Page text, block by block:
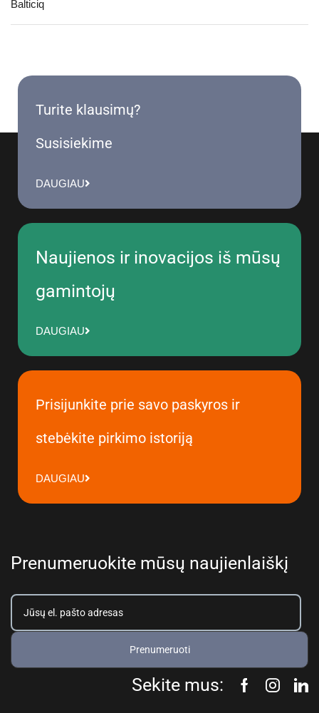
Balticiq
Turite klausimų?
Susisiekime
DAUGIAU
Naujienos ir inovacijos iš mūsų
gamintojų
DAUGIAU
Prisijunkite prie savo paskyros ir
stebėkite pirkimo istoriją
DAUGIAU
Prenumeruokite mūsų naujienlaiškį
Prenumeruoti
Sekite mus: